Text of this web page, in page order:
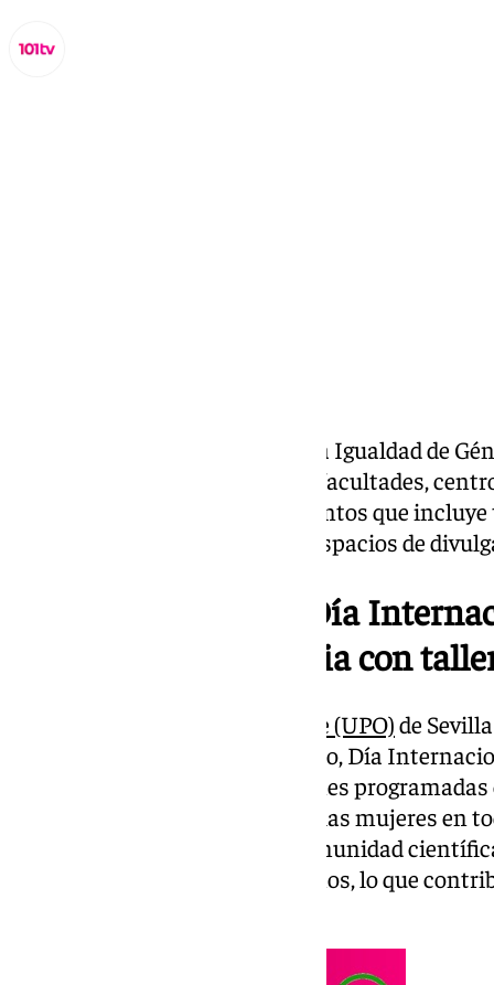
La Delegación del Rector para la Igualdad de
la Igualdad, junto con diversas facultades,
organizado un programa de eventos que
campañas en redes sociales y espacios de
La UPO se suma al Día
Niña en la Ciencia con
Universidad Pablo de Olavide (UPO)de
conmemoración del 11 de febrero, Día
Ciencia, con una serie de acciones
logros y visibilizar el trabajo de las mujeres en
promover su liderazgo en la comunidad
estereotipados para niñas y niños, lo que